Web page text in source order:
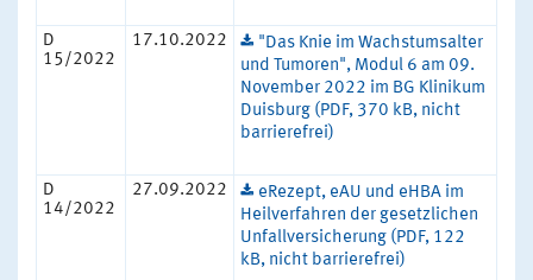
D
15/2022
17.10.2022
"Das Knie im Wachstumsalter
und Tumoren", Modul 6 am 09.
November 2022 im BG Klinikum
Duisburg (PDF, 370 kB, nicht
barrierefrei)
D
14/2022
27.09.2022
eRezept, eAU und eHBA im
Heilverfahren der gesetzlichen
Unfallversicherung (PDF, 122
kB, nicht barrierefrei)